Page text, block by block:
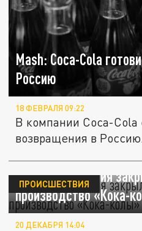
Mash: Coca-Cola
Россию
18 ФЕВРАЛЯ 09:22
В компании Coca-Cola
возвращения в Россию.
В Химках полиция
производство «Кока-
ПРОИСШЕСТВИЯ
20 ДЕКАБРЯ 14:04